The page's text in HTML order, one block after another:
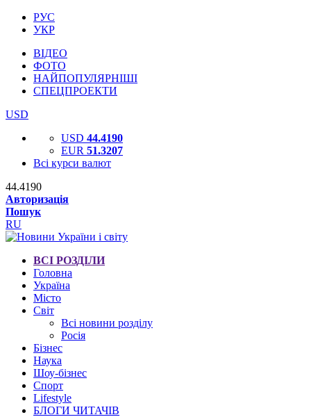
РУС
УКР
ВІДЕО
ФОТО
НАЙПОПУЛЯРНІШІ
СПЕЦПРОЕКТИ
USD
USD 44.4190
EUR 51.3207
Всі курси валют
44.4190
Авторизація
Пошук
RU
ВСІ РОЗДІЛИ
Головна
Україна
Місто
Світ
Всі новини розділу
Росія
Бізнес
Наука
Шоу-бізнес
Спорт
Lifestyle
БЛОГИ ЧИТАЧІВ